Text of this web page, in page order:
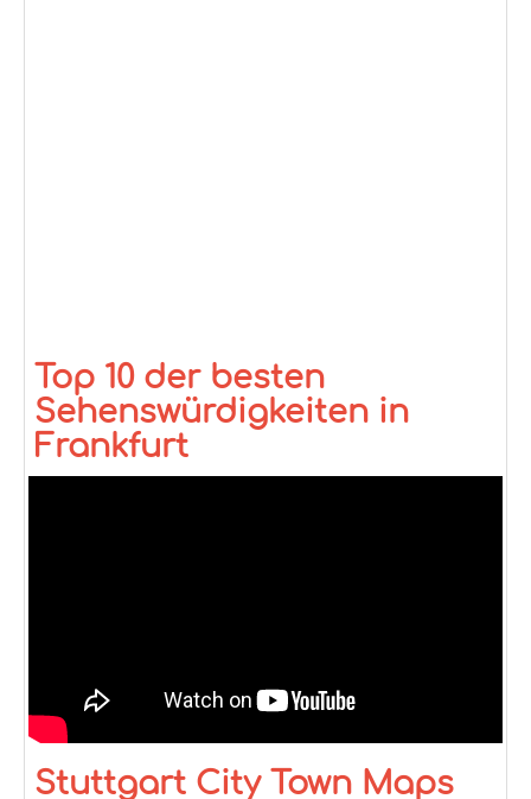
Top 10 der besten
Sehenswürdigkeiten in
Frankfurt
Stuttgart City Town Maps